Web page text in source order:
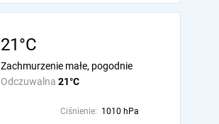
21°C
Odczuwalna 21°C
Zachmurzenie małe, pogodnie
Ciśnienie: 1010 hPa